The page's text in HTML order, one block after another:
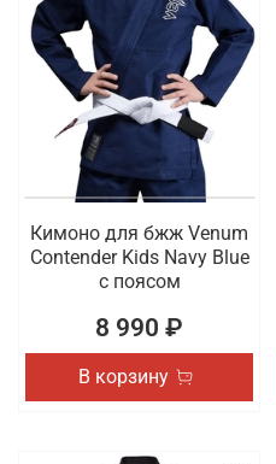
Кимоно для бжж Venum
Contender Kids Navy Blue
с поясом
8 990 ₽
В корзину